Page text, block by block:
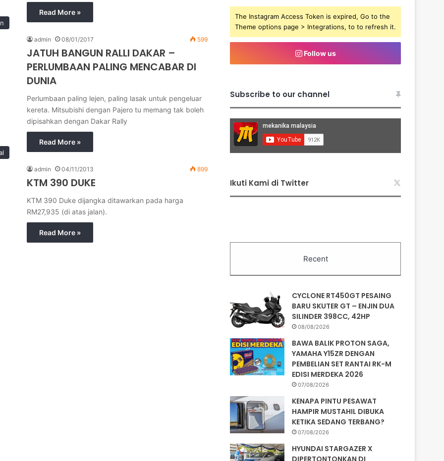
Read More »
admin 08/01/2017 599
JATUH BANGUN RALLI DAKAR –
PERLUMBAAN PALING MENCABAR DI
DUNIA
Perlumbaan paling lejen, paling lasak untuk pengeluar
kereta. Mitsubishi dengan Pajero tu memang tak boleh
dipisahkan dengan Dakar Rally
Read More »
admin 04/11/2013 899
KTM 390 DUKE
KTM 390 Duke dijangka ditawarkan pada harga
RM27,935 (di atas jalan).
Read More »
The Instagram Access Token is expired, Go to the
Theme options page > Integrations, to to refresh it.
Follow us
Subscribe to our channel
Ikuti Kami di Twitter
Recent
CYCLONE RT450GT PESAING
BARU SKUTER GT – ENJIN DUA
SILINDER 398CC, 42HP
08/08/2026
BAWA BALIK PROTON SAGA,
YAMAHA Y15ZR DENGAN
PEMBELIAN SET RANTAI RK-M
EDISI MERDEKA 2026
07/08/2026
KENAPA PINTU PESAWAT
HAMPIR MUSTAHIL DIBUKA
KETIKA SEDANG TERBANG?
07/08/2026
HYUNDAI STARGAZER X
DIPERTONTONKAN DI